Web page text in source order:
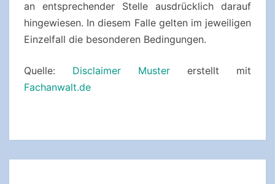
an entsprechender Stelle ausdrücklich darauf
hingewiesen. In diesem Falle gelten im jeweiligen
Einzelfall die besonderen Bedingungen.
Quelle: Disclaimer Muster erstellt mit
Fachanwalt.de